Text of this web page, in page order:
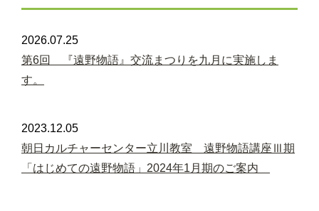
2026.07.25
第6回 『遠野物語』交流まつりを九月に実施しま
す。
2023.12.05
朝日カルチャーセンター立川教室 遠野物語講座Ⅲ期
「はじめての遠野物語」2024年1月期のご案内